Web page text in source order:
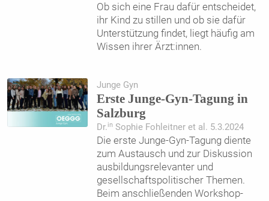
Ob sich eine Frau dafür entscheidet,
ihr Kind zu stillen und ob sie dafür
Unterstützung findet, liegt häufig am
Wissen ihrer Ärzt:innen.
Junge Gyn
Erste Junge-Gyn-Tagung in
Salzburg
Dr.inSophie Fohleitner et al. 5.3.2024
Die erste Junge-Gyn-Tagung diente
zum Austausch und zur Diskussion
ausbildungsrelevanter und
gesellschaftspolitischer Themen.
Beim anschließenden Workshop-